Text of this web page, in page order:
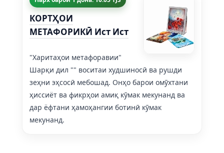
КОРТҲОИ
МЕТАФОРИКӢ Ист Ист
"Харитаҳои метафоравии"
Шарқи дил "" воситаи худшиносӣ ва рушди
зеҳни эҳсосӣ мебошад. Онҳо барои омӯхтани
ҳиссиёт ва фикрҳои амиқ кӯмак мекунанд ва
дар ёфтани ҳамоҳангии ботинӣ кӯмак
мекунанд.